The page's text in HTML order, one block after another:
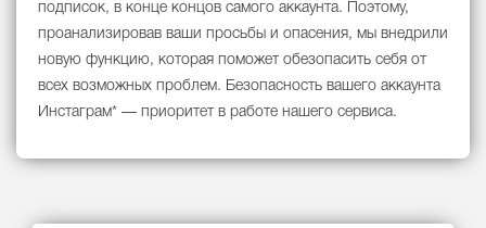
подписок, в конце концов самого аккаунта. Поэтому,
проанализировав ваши просьбы и опасения, мы внедрили
новую функцию, которая поможет обезопасить себя от
всех возможных проблем. Безопасность вашего аккаунта
Инстаграм* — приоритет в работе нашего сервиса.